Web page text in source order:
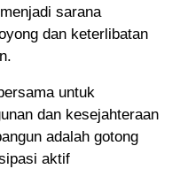
sarana
dan keterlibatan
untuk
dan kesejahteraan
adalah gotong
aktif